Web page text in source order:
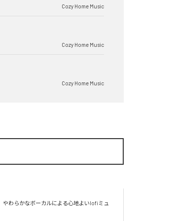
Cozy Home Music
Cozy Home Music
Cozy Home Music
やわらかなボーカルによる心地よいlofiミュ